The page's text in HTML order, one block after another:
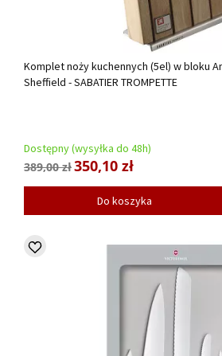
Komplet noży kuchennych (5el) w bloku
Sheffield - SABATIER TROMPETTE
Dostępny (wysyłka do 48h)
389,00 zł350,10 zł
Do koszyka